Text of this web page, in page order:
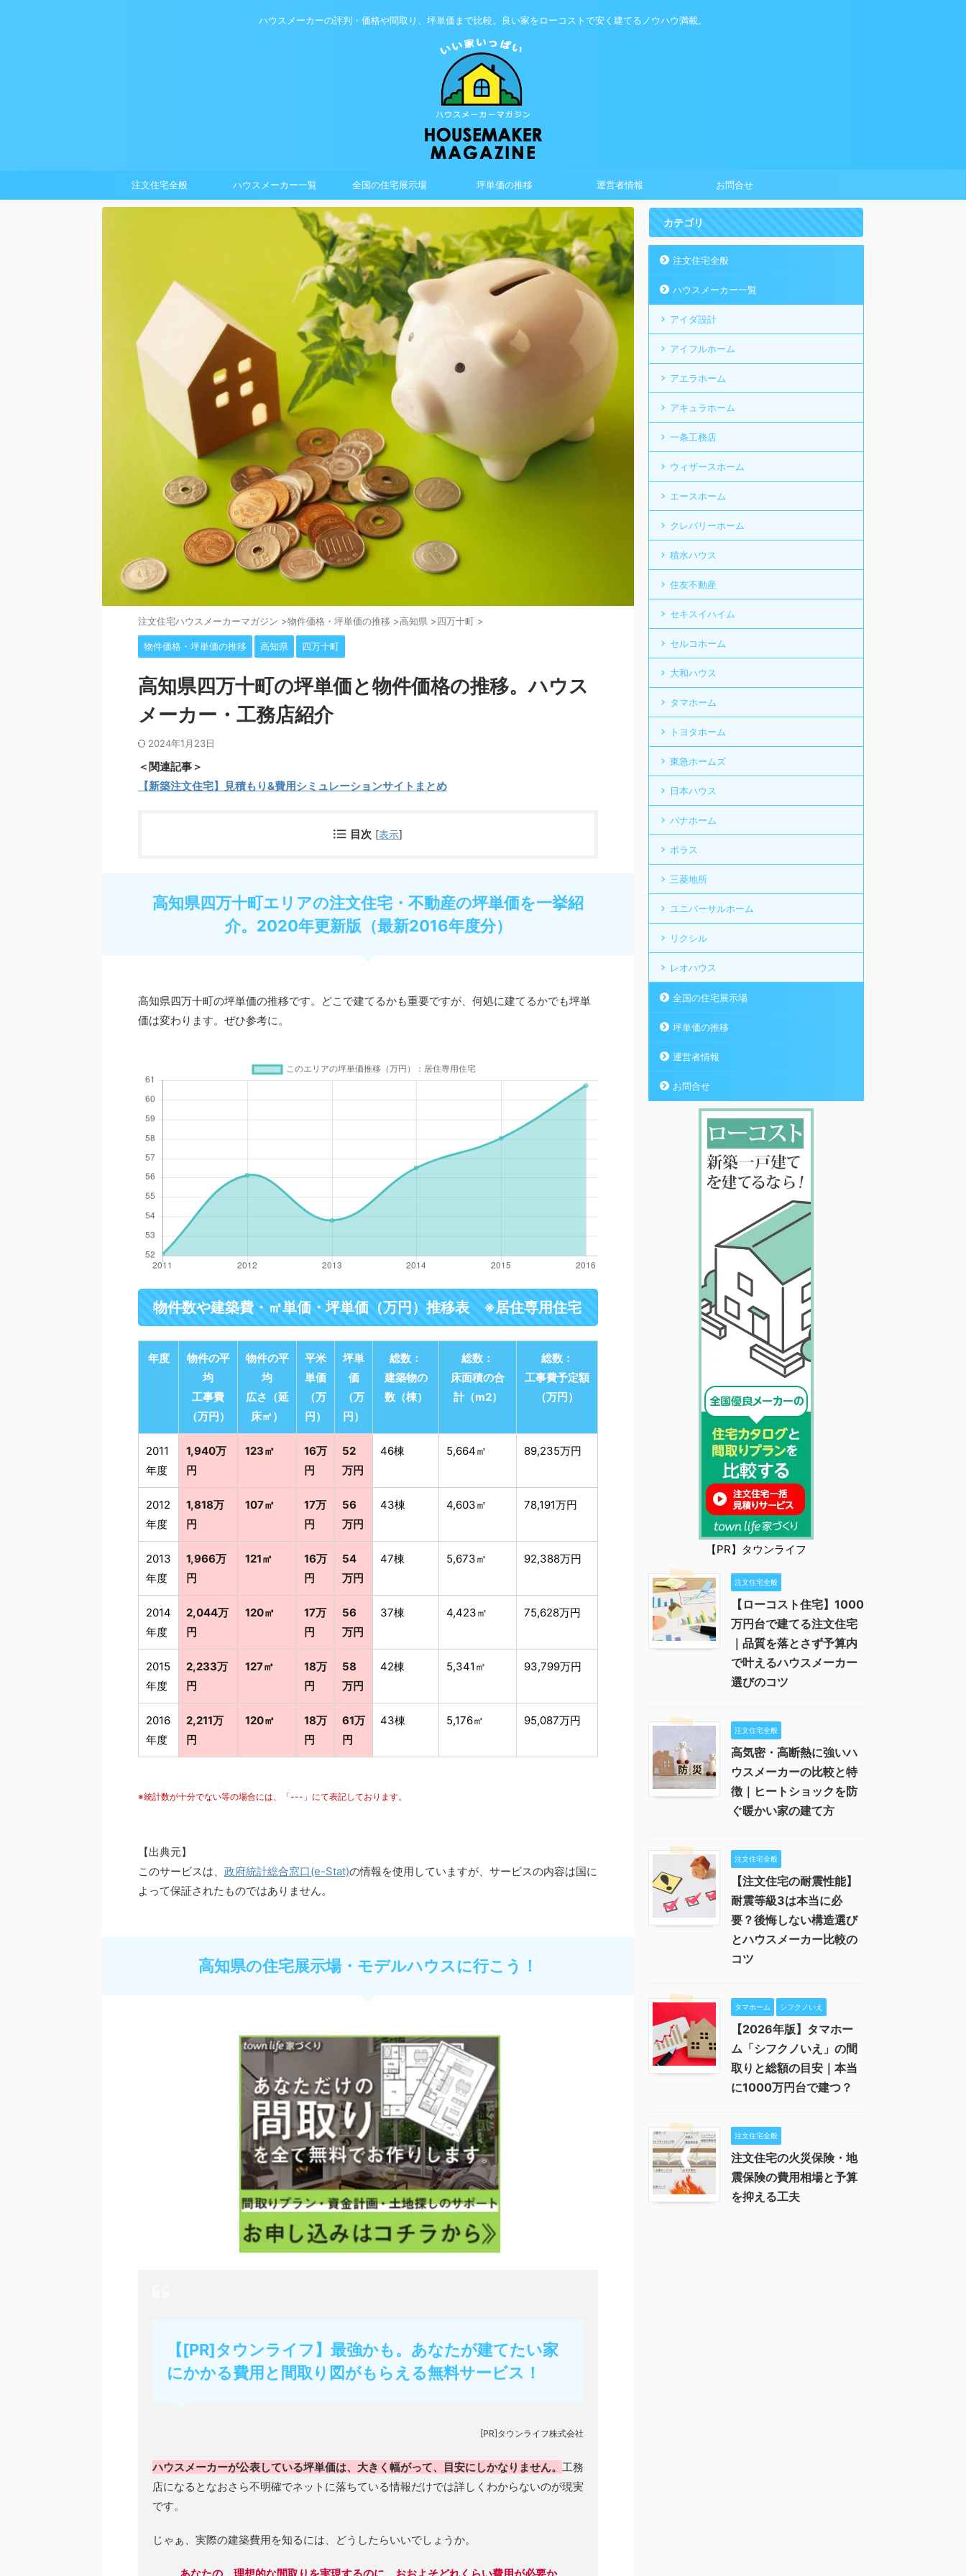
ハウスメーカーの評判・価格や間取り、坪単価まで比較。良い家をローコストで安く建てるノウハウ満載。
注文住宅全般 ハウスメーカー一覧 全国の住宅展示場 坪単価の推移 運営者情報 お問合せ
注⽂住宅ハウスメーカーマガジン >物件価格・坪単価の推移 >高知県 >四万十町 >
物件価格・坪単価の推移 高知県 四万十町
高知県四万十町の坪単価と物件価格の推移。ハウス
メーカー・工務店紹介
2024年1月23日
＜関連記事＞
【新築注文住宅】見積もり&費用シミュレーションサイトまとめ
目次 [表示]
高知県四万十町エリアの注文住宅・不動産の坪単価を一挙紹
介。2020年更新版（最新2016年度分）
高知県四万十町の坪単価の推移です。どこで建てるかも重要ですが、何処に建てるかでも坪単
価は変わります。ぜひ参考に。
物件数や建築費・㎡単価・坪単価（万円）推移表 ※居住専用住宅
年度
物件の平
均
工事費
（万円）
物件の平
均
広さ（延
床㎡）
平米
単価
（万
円）
坪単
価
（万
円）
総数：
建築物の
数（棟）
総数：
床面積の合
計（m2）
総数：
工事費予定額
（万円）
2011
年度
1,940万
円
123㎡
16万
円
52
万円
46棟 5,664㎡ 89,235万円
2012
年度
1,818万
円
107㎡
17万
円
56
万円
43棟 4,603㎡ 78,191万円
2013
年度
1,966万
円
121㎡
16万
円
54
万円
47棟 5,673㎡ 92,388万円
2014
年度
2,044万
円
120㎡
17万
円
56
万円
37棟 4,423㎡ 75,628万円
2015
年度
2,233万
円
127㎡
18万
円
58
万円
42棟 5,341㎡ 93,799万円
2016
年度
2,211万
円
120㎡
18万
円
61万
円
43棟 5,176㎡ 95,087万円
※統計数が十分でない等の場合には、「---」にて表記しております。
【出典元】
このサービスは、 政府統計総合窓口(e-Stat)の情報を使用していますが、サービスの内容は国に
よって保証されたものではありません。
高知県の住宅展示場・モデルハウスに行こう！
【[PR]タウンライフ】最強かも。あなたが建てたい家
にかかる費用と間取り図がもらえる無料サービス！
[PR]タウンライフ株式会社
ハウスメーカーが公表している坪単価は、大きく幅がって、目安にしかなりません。 工務
店になるとなおさら不明確でネットに落ちている情報だけでは詳しくわからないのが現実
です。
じゃぁ、実際の建築費用を知るには、どうしたらいいでしょうか。
カテゴリ
注文住宅全般
ハウスメーカー一覧
アイダ設計
アイフルホーム
アエラホーム
アキュラホーム
一条工務店
ウィザースホーム
エースホーム
クレバリーホーム
積水ハウス
住友不動産
セキスイハイム
セルコホーム
大和ハウス
タマホーム
トヨタホーム
東急ホームズ
日本ハウス
パナホーム
ポラス
三菱地所
ユニバーサルホーム
リクシル
レオハウス
全国の住宅展示場
坪単価の推移
運営者情報
お問合せ
【PR】タウンライフ
注文住宅全般
【ローコスト住宅】1000
万円台で建てる注文住宅
｜品質を落とさず予算内
で叶えるハウスメーカー
選びのコツ
注文住宅全般
高気密・高断熱に強いハ
ウスメーカーの比較と特
徴｜ヒートショックを防
ぐ暖かい家の建て方
注文住宅全般
【注文住宅の耐震性能】
耐震等級3は本当に必
要？後悔しない構造選び
とハウスメーカー比較の
コツ
タマホーム シフクノいえ
【2026年版】タマホー
ム「シフクノいえ」の間
取りと総額の目安｜本当
に1000万円台で建つ？
注文住宅全般
注文住宅の火災保険・地
震保険の費用相場と予算
を抑える工夫